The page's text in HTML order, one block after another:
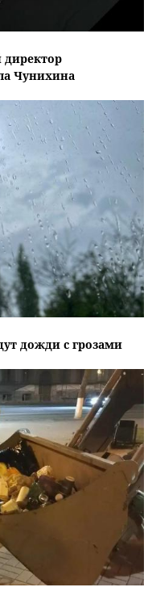
Чунихина
дожди с грозами